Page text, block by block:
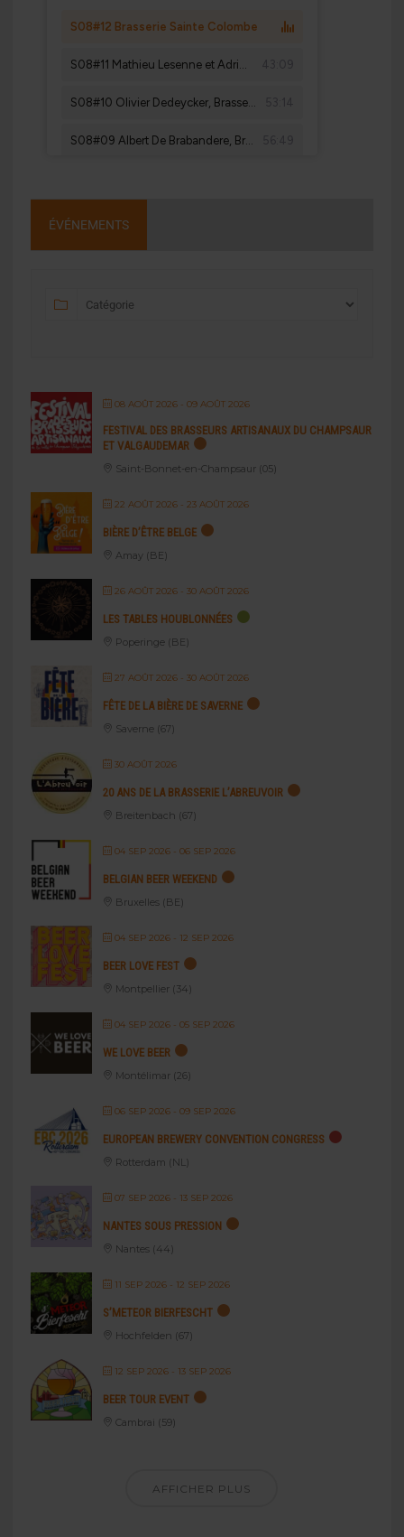
ÉVÉNEMENTS
08 AOÛT 2026- 09 AOÛT 2026
FESTIVAL DES BRASSEURS ARTISANAUX DU CHAMPSAUR
ET VALGAUDEMAR
Saint-Bonnet-en-Champsaur (05)
22 AOÛT 2026- 23 AOÛT 2026
BIÈRE D’ÊTRE BELGE
Amay (BE)
26 AOÛT 2026- 30 AOÛT 2026
LES TABLES HOUBLONNÉES
Poperinge (BE)
27 AOÛT 2026- 30 AOÛT 2026
FÊTE DE LA BIÈRE DE SAVERNE
Saverne (67)
30 AOÛT 2026
20 ANS DE LA BRASSERIE L’ABREUVOIR
Breitenbach (67)
04 SEP 2026- 06 SEP 2026
BELGIAN BEER WEEKEND
Bruxelles (BE)
04 SEP 2026- 12 SEP 2026
BEER LOVE FEST
Montpellier (34)
04 SEP 2026- 05 SEP 2026
WE LOVE BEER
Montélimar (26)
06 SEP 2026- 09 SEP 2026
EUROPEAN BREWERY CONVENTION CONGRESS
Rotterdam (NL)
07 SEP 2026- 13 SEP 2026
NANTES SOUS PRESSION
Nantes (44)
11 SEP 2026- 12 SEP 2026
S’METEOR BIERFESCHT
Hochfelden (67)
12 SEP 2026- 13 SEP 2026
BEER TOUR EVENT
Cambrai (59)
AFFICHER PLUS